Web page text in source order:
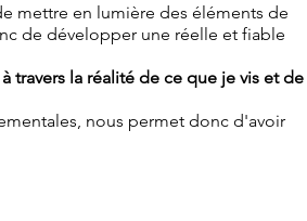
mettre en lumière des éléments de
de développer une réelle et fiable
travers la réalité de ce que je vis et de
nous permet donc d'avoir